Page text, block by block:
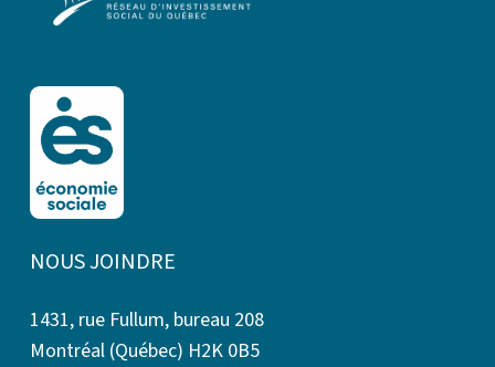
NOUS JOINDRE
1431, rue Fullum, bureau 208
Montréal (Québec) H2K 0B5